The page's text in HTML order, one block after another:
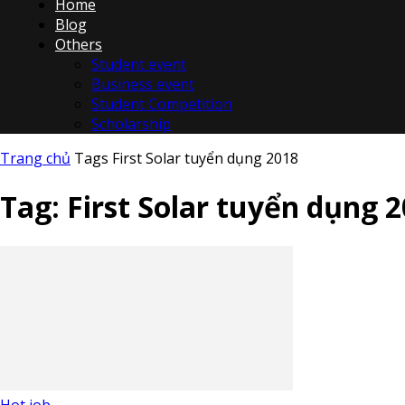
Home
Blog
Others
Student event
Business event
Student Competition
Scholarship
Trang chủ Tags First Solar tuyển dụng 2018
Tag: First Solar tuyển dụng